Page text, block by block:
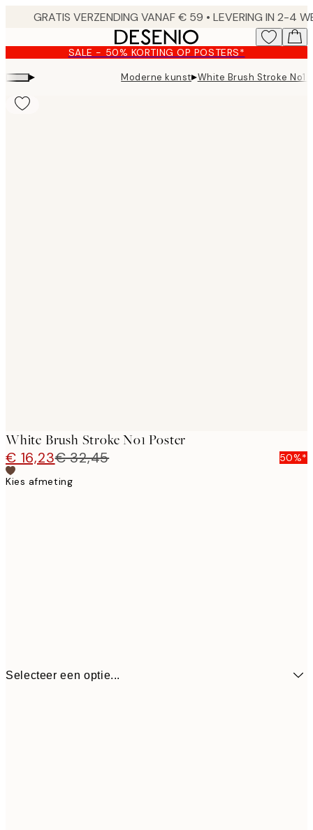
content.
SALE - 50% KORTING OP POSTERS*
▸ Moderne kunst▸White Brush Stroke No1
White Brush Stroke No1 Poster
€ 16,23€ 32,45
50%*
Kies afmeting
Selecteer een optie...